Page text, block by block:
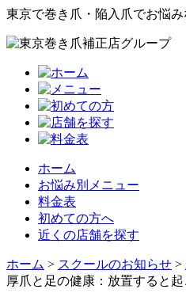
東京で巻き爪・陥入爪でお悩
ホーム
お悩み別メニュー
料金表
初めての方へ
近くの店舗を探す
ホーム > スクールのお知らせ >
厚爪と足の健康：放置すると